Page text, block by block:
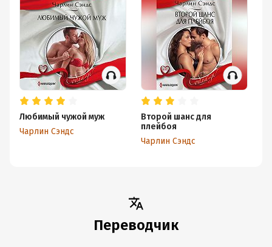
Любимый чужой муж
Чарлин Сэндс
Второй шанс для
плейбоя
Чарлин Сэндс
Переводчик